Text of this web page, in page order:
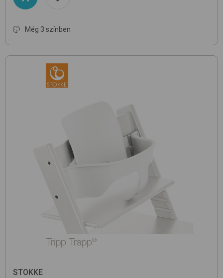
Még 3 színben
STOKKE